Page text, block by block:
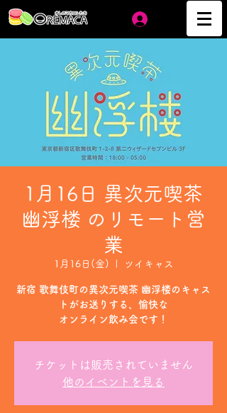
1月16日 異次元喫茶
幽浮楼 のリモート営
業
1月16日(金) ツイキャス
新宿 歌舞伎町の異次元喫茶 幽浮楼のキャス
トがお送りする、愉快な
オンライン飲み会です！
チケットは販売されていません
他のイベントを見る